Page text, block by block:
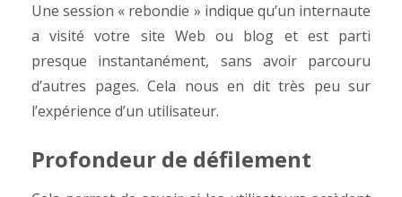
Une session « rebondie » indique qu’un internaute
a visité votre site Web ou blog et est parti
presque instantanément, sans avoir parcouru
d’autres pages. Cela nous en dit très peu sur
l’expérience d’un utilisateur.
Profondeur de défilement